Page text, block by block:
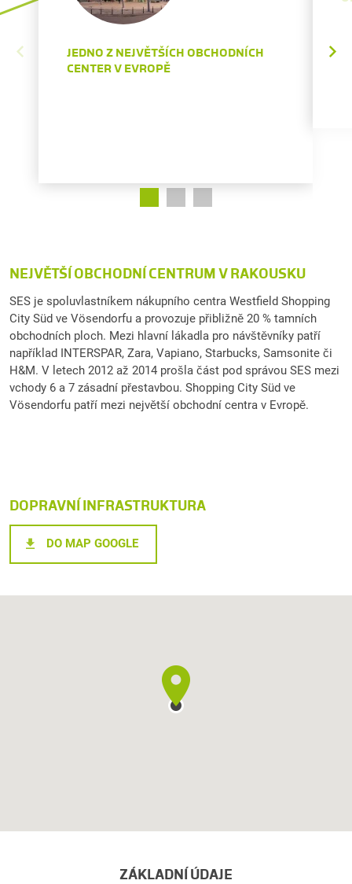
JEDNO Z NEJVĚTŠÍCH OBCHODNÍCH
CENTER V EVROPĚ
NEJVĚTŠÍ OBCHODNÍ CENTRUM V RAKOUSKU
SES je spoluvlastníkem nákupního centra Westfield Shopping
City Süd ve Vösendorfu a provozuje přibližně 20 % tamních
obchodních ploch. Mezi hlavní lákadla pro návštěvníky patří
například INTERSPAR, Zara, Vapiano, Starbucks, Samsonite či
H&M. V letech 2012 až 2014 prošla část pod správou SES mezi
vchody 6 a 7 zásadní přestavbou. Shopping City Süd ve
Vösendorfu patří mezi největší obchodní centra v Evropě.
DOPRAVNÍ INFRASTRUKTURA
DO MAP GOOGLE
ZÁKLADNÍ ÚDAJE